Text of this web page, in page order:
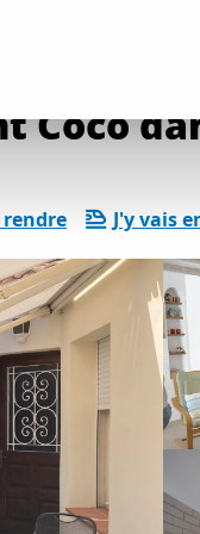
Coco
rendre J'y vais